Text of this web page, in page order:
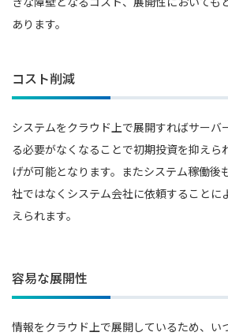
あります。
コスト削減
システムをクラウド上で展開すればサーバ
る必要がなくなることで初期投資を抑えら
げが可能となります。またシステム稼働後
社ではなくシステム会社に依頼することに
えられます。
容易な展開性
情報をクラウド上で展開しているため、い